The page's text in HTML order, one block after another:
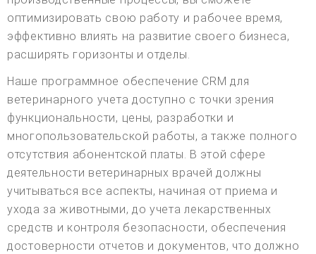
оптимизировать свою работу и рабочее время,
эффективно влиять на развитие своего бизнеса,
расширять горизонты и отделы.
Наше программное обеспечение CRM для
ветеринарного учета доступно с точки зрения
функциональности, цены, разработки и
многопользовательской работы, а также полного
отсутствия абонентской платы. В этой сфере
деятельности ветеринарных врачей должны
учитываться все аспекты, начиная от приема и
ухода за животными, до учета лекарственных
средств и контроля безопасности, обеспечения
достоверности отчетов и документов, что должно